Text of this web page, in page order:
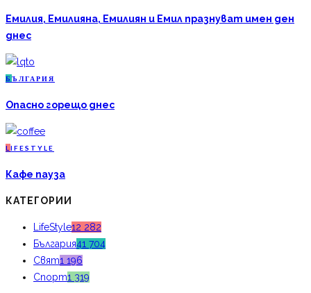
Емилия, Емилияна, Емилиян и Емил празнуват имен ден
днес
Б ЪЛГАРИЯ
Опасно горещо днес
L IFESTYLE
Кафе пауза
КАТЕГОРИИ
LifeStyle12 282
България41 704
Свят1 196
Спорт1 319